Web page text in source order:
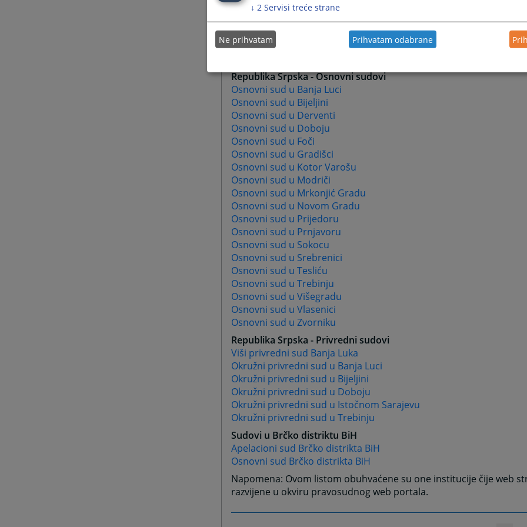
Općinski sud u Visokom
Općinski sud u Zavidovićima
Općinski sud u Zenici
Općinski sud u Žepču
Republika Srpska - Osnovni sudovi
Osnovni sud u Banja Luci
Osnovni sud u Bijeljini
Osnovni sud u Derventi
Osnovni sud u Doboju
Osnovni sud u Foči
Osnovni sud u Gradišci
Osnovni sud u Kotor Varošu
Osnovni sud u Modriči
Osnovni sud u Mrkonjić Gradu
Osnovni sud u Novom Gradu
Osnovni sud u Prijedoru
Osnovni sud u Prnjavoru
Osnovni sud u Sokocu
Osnovni sud u Srebrenici
Osnovni sud u Tesliću
Osnovni sud u Trebinju
Osnovni sud u Višegradu
Osnovni sud u Vlasenici
Osnovni sud u Zvorniku
Republika Srpska - Privredni sudovi
Viši privredni sud Banja Luka
Okružni privredni sud u Banja Luci
Okružni privredni sud u Bijeljini
Okružni privredni sud u Doboju
Okružni privredni sud u Istočnom Sarajevu
Okružni privredni sud u Trebinju
Sudovi u Brčko distriktu BiH
Apelacioni sud Brčko distrikta BiH
Osnovni sud Brčko distrikta BiH
Napomena: Ovom listom obuhvaćene su one institucije čije web
razvijene u okviru pravosudnog web portala.
↓ 2 Servisi treće strane
Ne prihvatam Prihvatam odabrane